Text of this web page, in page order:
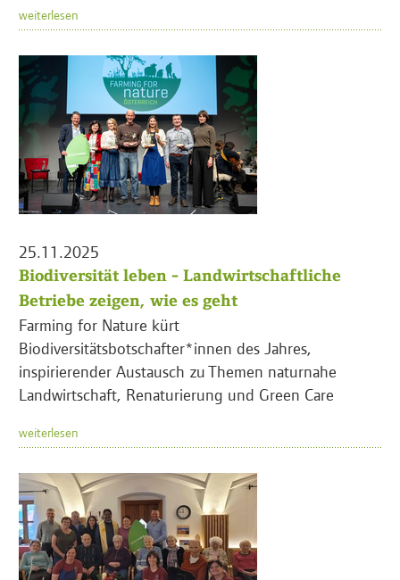
weiterlesen
25.11.2025
Biodiversität leben - Landwirtschaftliche
Betriebe zeigen, wie es geht
Farming for Nature kürt
Biodiversitätsbotschafter*innen des Jahres,
inspirierender Austausch zu Themen naturnahe
Landwirtschaft, Renaturierung und Green Care
weiterlesen